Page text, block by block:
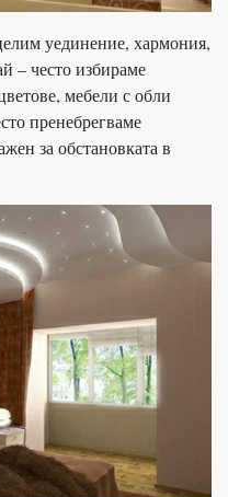
уединение, хармония,
– често избираме
мебели с обли
пренебрегваме
за обстановката в